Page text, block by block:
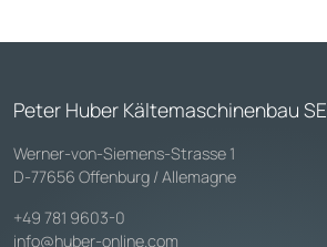
Peter Huber Kältemaschinenbau SE
Werner-von-Siemens-Strasse 1
D-77656 Offenburg / Allemagne
+49 781 9603-0
info@huber-online.com